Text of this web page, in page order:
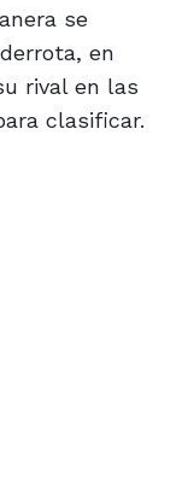
se
en
rival en las
clasificar.